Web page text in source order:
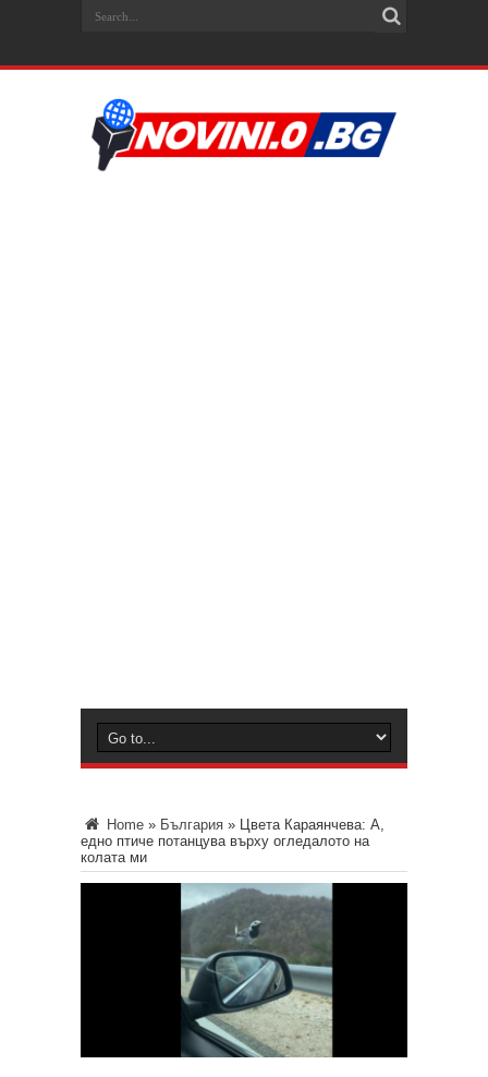
Home » България » Цвета Караянчева: А,
едно птиче потанцува върху огледалото на
колата ми